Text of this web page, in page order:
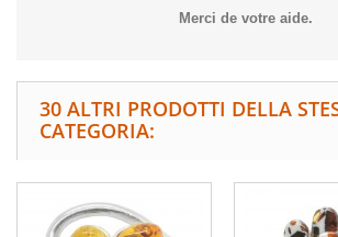
Merci de votre aide.
30 ALTRI PRODOTTI DELLA
CATEGORIA: